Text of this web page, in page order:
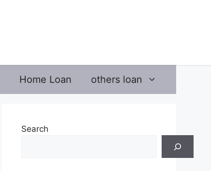
Home Loan others loan
Search